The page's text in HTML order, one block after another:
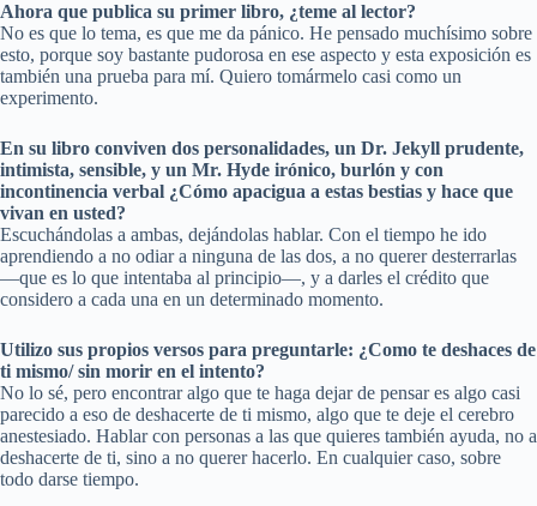
Ahora que publica su primer libro, ¿teme al lector?
No es que lo tema, es que me da pánico. He pensado muchísimo sobre
esto, porque soy bastante pudorosa en ese aspecto y esta exposición es
también una prueba para mí. Quiero tomármelo casi como un
experimento.
En su libro conviven dos personalidades, un Dr. Jekyll prudente,
intimista, sensible, y un Mr. Hyde irónico, burlón y con
incontinencia verbal ¿Cómo apacigua a estas bestias y hace que
vivan en usted?
Escuchándolas a ambas, dejándolas hablar. Con el tiempo he ido
aprendiendo a no odiar a ninguna de las dos, a no querer desterrarlas
—que es lo que intentaba al principio—, y a darles el crédito que
considero a cada una en un determinado momento.
Utilizo sus propios versos para preguntarle: ¿Como te deshaces de
ti mismo/ sin morir en el intento?
No lo sé, pero encontrar algo que te haga dejar de pensar es algo casi
parecido a eso de deshacerte de ti mismo, algo que te deje el cerebro
anestesiado. Hablar con personas a las que quieres también ayuda, no a
deshacerte de ti, sino a no querer hacerlo. En cualquier caso, sobre
todo darse tiempo.